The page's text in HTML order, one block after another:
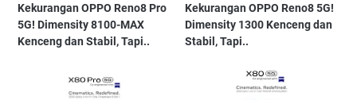
Kekurangan OPPO Reno8 Pro
5G! Dimensity 8100-MAX
Kenceng dan Stabil, Tapi..
Kekurangan OPPO Reno8 5G!
Dimensity 1300 Kenceng dan
Stabil, Tapi..